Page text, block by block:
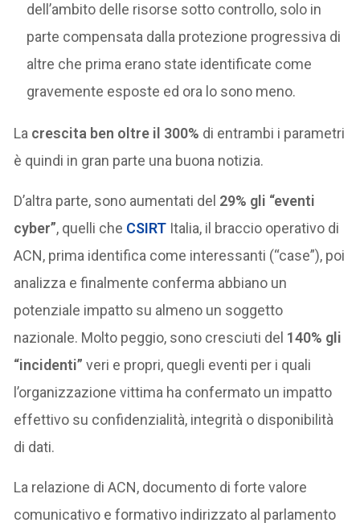
dell’ambito delle risorse sotto controllo, solo in
parte compensata dalla protezione progressiva di
altre che prima erano state identificate come
gravemente esposte ed ora lo sono meno.
La crescita ben oltre il 300% di entrambi i parametri
è quindi in gran parte una buona notizia.
D’altra parte, sono aumentati del 29% gli “eventi
cyber”, quelli che CSIRT Italia, il braccio operativo di
ACN, prima identifica come interessanti (“case”), poi
analizza e finalmente conferma abbiano un
potenziale impatto su almeno un soggetto
nazionale. Molto peggio, sono cresciuti del 140% gli
“incidenti”veri e propri, quegli eventi per i quali
l’organizzazione vittima ha confermato un impatto
effettivo su confidenzialità, integrità o disponibilità
di dati.
La relazione di ACN, documento di forte valore
comunicativo e formativo indirizzato al parlamento